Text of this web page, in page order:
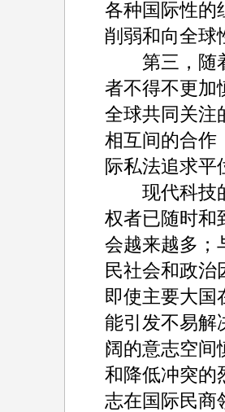
各种国际性的
削弱和向全球
第三，随着
者不得不更加
全球共同关注
相互间的合作
际私法追求平
现代科技的
权者已随时和
会越来越多；
民社会和政治
即使主要大国
能引发不易解
阔的意志空间
和降低冲突的
志在国际民商